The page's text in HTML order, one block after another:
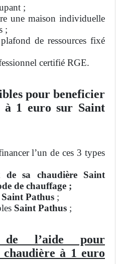
;
une maison individuelle
;
de ressources fixé
certifié RGE.
pour beneficier
à 1 euro sur Saint
l’un de ces 3 types
de sa chaudière Saint
de chauffage ;
Saint Pathus ;
Saint Pathus ;
l’aide pour
à 1 euro